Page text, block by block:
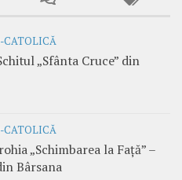
CATOLICĂ
„Sfânta Cruce” din
CATOLICĂ
„Schimbarea la Față” –
Bârsana